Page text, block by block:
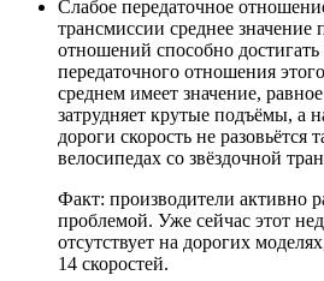
Слабое передаточное
трансмиссии среднее значение
отношений способно достигать
передаточного отношения
среднем имеет значение,
затрудняет крутые подъёмы, а
дороги скорость не разовьётся
велосипедах со звёздочной
Факт: производители активно
проблемой. Уже сейчас этот
отсутствует на дорогих
14 скоростей.